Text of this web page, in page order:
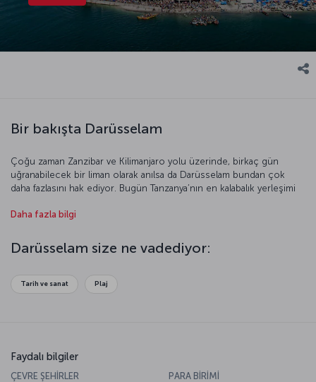
Bir bakışta Darüsselam
Çoğu zaman Zanzibar ve Kilimanjaro yolu üzerinde, birkaç gün
uğranabilecek bir liman olarak anılsa da Darüsselam bundan çok
daha fazlasını hak ediyor. Bugün Tanzanya’nın en kalabalık yerleşimi
iki milyonu aşkın insana ev sahipliği yapıyor. Keçiler, tavuklar, tozlu
sokak satıcıları ve martı seslerinin yankılandığı mükemmel kumsallar
büyülü bir harmonin birer parçası. Bambaşka bir dünyanın kapılarını
Daha fazla bilgi
Darüsselam size ne vadediyor:
Tarih ve sanat Plaj
Faydalı bilgiler
ÇEVRE ŞEHİRLER
PARA BİRİMİ